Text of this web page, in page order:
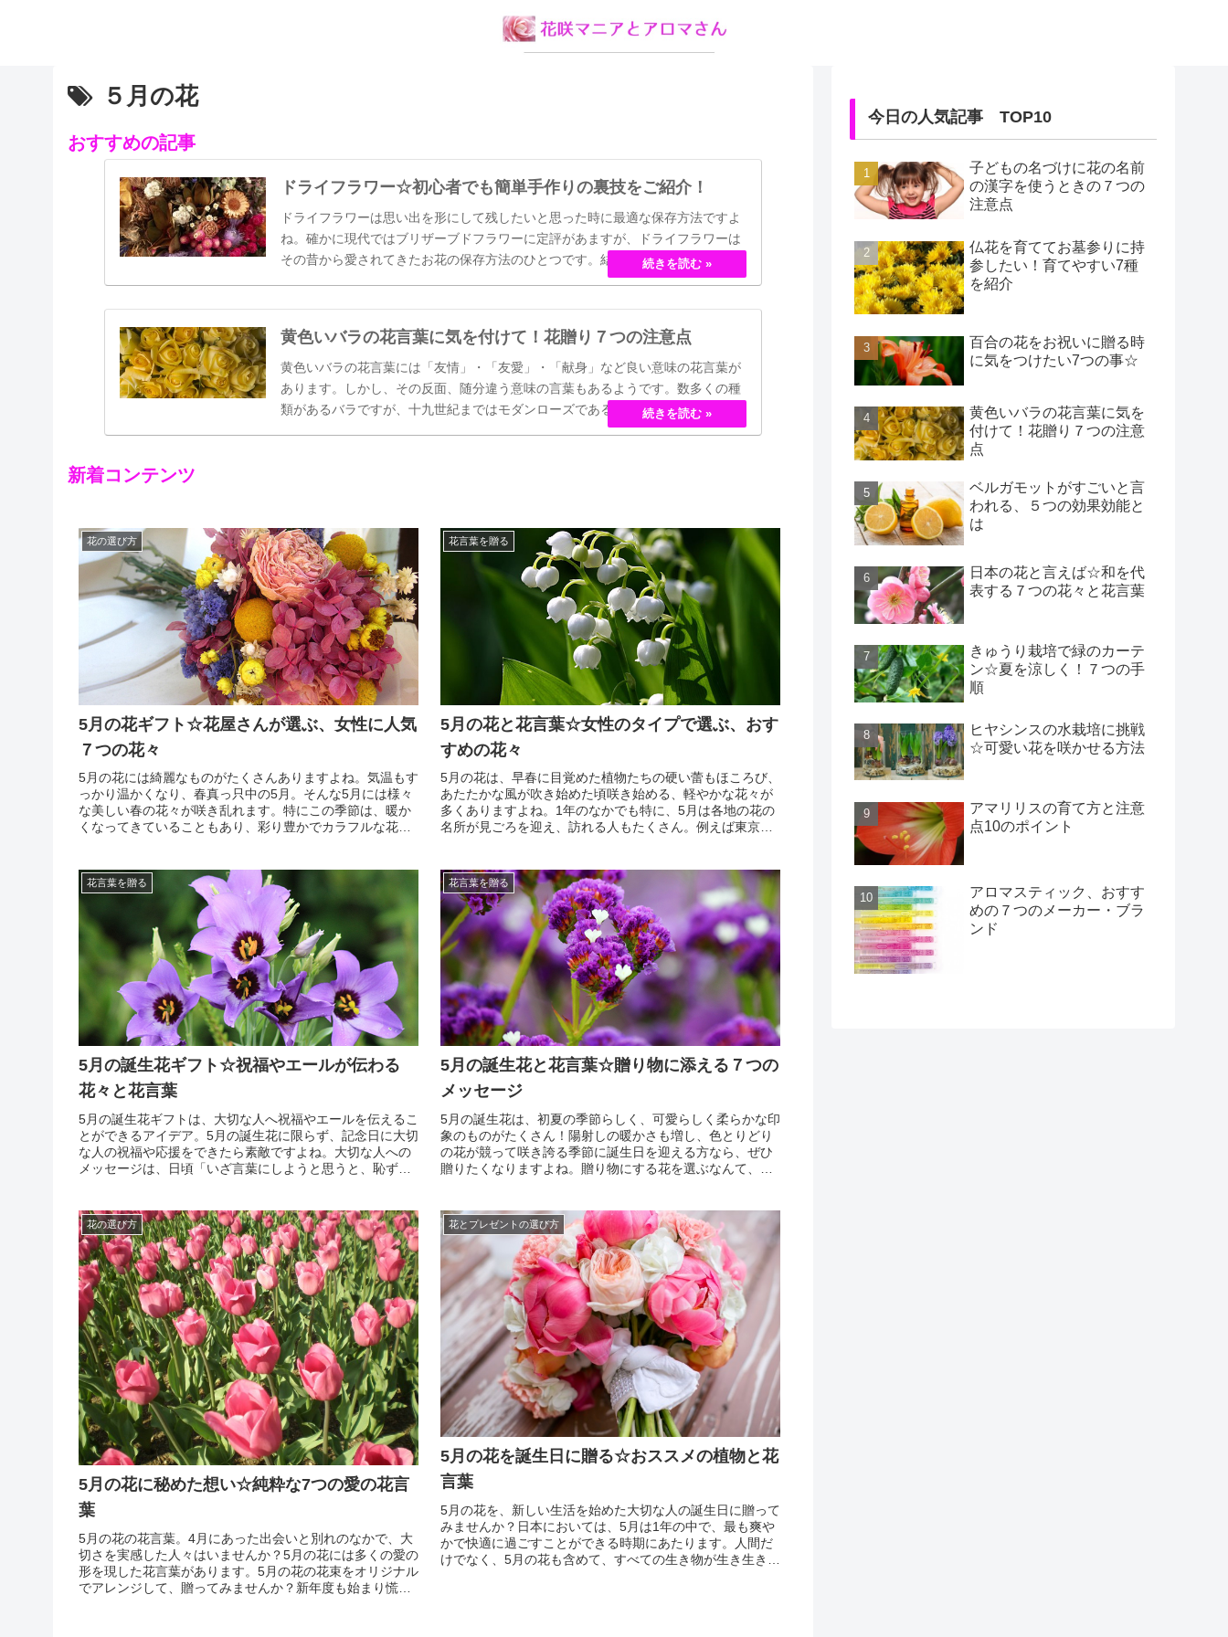
５月の花
おすすめの記事
ドライフラワー☆初心者でも簡単手作りの裏技をご紹介！
ドライフラワーは思い出を形にして残したいと思った時に最適な保存方法ですよ
ね。確かに現代ではブリザーブドフラワーに定評があますが、ドライフラワーは
その昔から愛されてきたお花の保存方法のひとつです。結婚式のブーケなどに使
われた花など、今では押し花のサービスが有名ですが、昔はドライフラワーでも
黄色いバラの花言葉に気を付けて！花贈り７つの注意点
黄色いバラの花言葉には「友情」・「友愛」・「献身」など良い意味の花言葉が
あります。しかし、その反面、随分違う意味の言葉もあるようです。数多くの種
類があるバラですが、十九世紀まではモダンローズである「ハイブリット・ティ
ー」の中には、黄色のバラというのは、存在していませんでした。しかし、フラ
新着コンテンツ
花の選び方
5月の花ギフト☆花屋さんが選ぶ、女性に人気
７つの花々
5月の花には綺麗なものがたくさんありますよね。気温もす
っかり温かくなり、春真っ只中の5月。そんな5月には様々
な美しい春の花々が咲き乱れます。特にこの季節は、暖か
くなってきていることもあり、彩り豊かでカラフルな花が
こ...
花言葉を贈る
5月の花と花言葉☆女性のタイプで選ぶ、おす
すめの花々
5月の花は、早春に目覚めた植物たちの硬い蕾もほころび、
あたたかな風が吹き始めた頃咲き始める、軽やかな花々が
多くありますよね。1年のなかでも特に、5月は各地の花の
名所が見ごろを迎え、訪れる人もたくさん。例えば東京の
す。...
花言葉を贈る
5月の誕生花ギフト☆祝福やエールが伝わる
花々と花言葉
5月の誕生花ギフトは、大切な人へ祝福やエールを伝えるこ
とができるアイデア。5月の誕生花に限らず、記念日に大切
な人の祝福や応援をできたら素敵ですよね。大切な人への
メッセージは、日頃「いざ言葉にしようと思うと、恥ずか
で...
花言葉を贈る
5月の誕生花と花言葉☆贈り物に添える７つの
メッセージ
5月の誕生花は、初夏の季節らしく、可愛らしく柔らかな印
象のものがたくさん！陽射しの暖かさも増し、色とりどり
の花が競って咲き誇る季節に誕生日を迎える方なら、ぜひ
贈りたくなりますよね。贈り物にする花を選ぶなんて、特
くと嬉...
花の選び方
5月の花に秘めた想い☆純粋な7つの愛の花言
葉
5月の花の花言葉。4月にあった出会いと別れのなかで、大
切さを実感した人々はいませんか？5月の花には多くの愛の
形を現した花言葉があります。5月の花の花束をオリジナル
でアレンジして、贈ってみませんか？新年度も始まり慌た
花とプレゼントの選び方
5月の花を誕生日に贈る☆おススメの植物と花
言葉
5月の花を、新しい生活を始めた大切な人の誕生日に贈って
みませんか？日本においては、5月は1年の中で、最も爽や
かで快適に過ごすことができる時期にあたります。人間だ
けでなく、5月の花も含めて、すべての生き物が生き生きと
今日の人気記事 TOP10
子どもの名づけに花の名前
の漢字を使うときの７つの
注意点
仏花を育ててお墓参りに持
参したい！育てやすい7種
を紹介
百合の花をお祝いに贈る時
に気をつけたい7つの事☆
黄色いバラの花言葉に気を
付けて！花贈り７つの注意
点
ベルガモットがすごいと言
われる、５つの効果効能と
は
日本の花と言えば☆和を代
表する７つの花々と花言葉
きゅうり栽培で緑のカーテ
ン☆夏を涼しく！７つの手
順
ヒヤシンスの水栽培に挑戦
☆可愛い花を咲かせる方法
アマリリスの育て方と注意
点10のポイント
アロマスティック、おすす
めの７つのメーカー・ブラ
ンド